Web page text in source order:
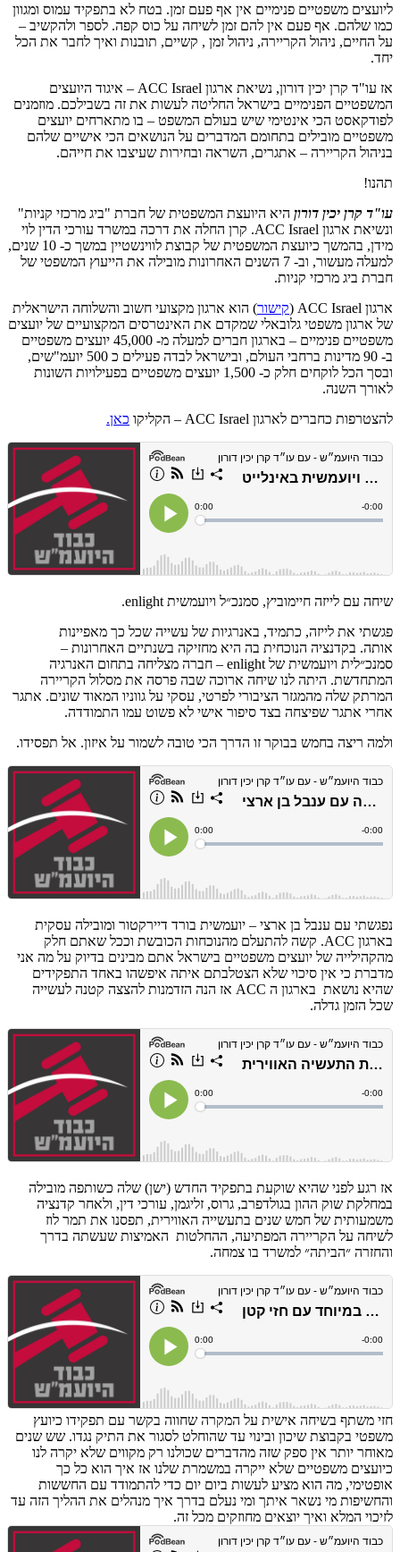
ליועצים משפטיים פנימיים אין אף פעם זמן. בטח לא בתפקיד עמוס ומגוון
כמו שלהם. אף פעם אין להם זמן לשיחה על כוס קפה. לספר ולהקשיב –
על החיים, ניהול הקריירה, ניהול זמן , קשיים, תובנות ואיך לחבר את הכל
יחד.
אז עו"ד קרן יכין דורון, נשיאת ארגון ACC Israel – איגוד היועצים
המשפטיים הפנימיים בישראל החליטה לעשות את זה בשבילכם. מוזמנים
לפודקאסט הכי אינטימי שיש בעולם המשפט – בו מתארחים יועצים
משפטיים מובילים בתחומם המדברים על הנושאים הכי אישיים שלהם
בניהול הקריירה – אתגרים, השראה ובחירות שעיצבו את חייהם.
תהנו!
עו"ד קרן יכין דורון היא היועצת המשפטית של חברת "ביג מרכזי קניות"
ונשיאת ארגון .ACC Israel קרן החלה את דרכה במשרד עורכי הדין לוי
מידן, בהמשך כיועצת המשפטית של קבוצת לווינשטיין במשך כ- 10 שנים,
למעלה מעשור, וב- 7 השנים האחרונות מובילה את הייעוץ המשפטי של
חברת ביג מרכזי קניות.
ארגון ACC Israel (
קישור) הוא ארגון מקצועי חשוב והשלוחה הישראלית
של ארגון משפטי גלובאלי שמקדם את האינטרסים המקצועיים של יועצים
משפטיים פנימיים – בארגון חברים למעלה מ- 45,000 יועצים משפטיים
ב- 90 מדינות ברחבי העולם, ובישראל לבדה פעילים כ 500 יועמ"שים,
ובסך הכל לוקחים חלק כ- 1,500 יועצים משפטיים בפעילויות השונות
לאורך השנה.
להצטרפות כחברים לארגון ACC Israel – הקליקו
כאן.
שיחה עם לייזה חיימוביץ, סמנכ״ל ויועמשית enlight.
פגשתי את לייזה, כתמיד, באנרגיות של עשייה שכל כך מאפיינות
אותה. בקדנציה הנוכחית בה היא מחזיקה בשנתיים האחרונות –
סמנכ״לית ויועמשית של enlight – חברה מצליחה בתחום האנרגיה
המתחדשת. היתה לנו שיחה ארוכה שבה פרסה את מסלול הקריירה
המרתק שלה מהמגזר הציבורי לפרטי, עסקי על גווניו המאוד שונים. אתגר
אחרי אתגר שפיצחה בצד סיפור אישי לא פשוט עמו התמודדה.
ולמה ריצה בחמש בבוקר זו הדרך הכי טובה לשמור על איזון. אל תפסידו.
נפגשתי עם ענבל בן ארצי – יועמשית בורד דיירקטור ומובילה עסקית
בארגון ACC. קשה להתעלם מהנוכחות הכובשת וככל שאתם חלק
מהקהילייה של יועצים משפטיים בישראל אתם מבינים בדיוק על מה אני
מדברת כי אין סיכוי שלא הצטלבתם איתה איפשהו באחד התפקידים
שהיא נושאת בארגון ה ACC אז הנה הזדמנות להצצה קטנה לעשייה
שכל הזמן גדלה.
אז רגע לפני שהיא שוקעת בתפקיד החדש (ישן) שלה כשותפה מובילה
במחלקת שוק ההון בגולדפרב, גרוס, זליגמן, עורכי דין, ולאחר קדנציה
משמעותית של חמש שנים בתעשייה האווירית, תפסנו את תמר לוז
לשיחה על הקריירה המפתיעה, ההחלטות האמיצות שעשתה בדרך
והחזרה ״הביתה״ למשרד בו צמחה.
חזי משתף בשיחה אישית על המקרה שחווה בקשר עם תפקידו כיועץ
משפטי בקבוצת שיכון ובינוי עד שהוחלט לסגור את התיק נגדו. שש שנים
מאוחר יותר אין ספק שזה מהדברים שכולנו רק מקווים שלא יקרה לנו
כיועצים משפטיים שלא ייקרה במשמרת שלנו אז איך הוא כל כך
אופטימי, מה הוא מציע לעשות ביום יום כדי להתמודד עם החששות
והחשיפות מי נשאר איתך ומי נעלם בדרך איך מנהלים את ההליך הזה עד
לזיכוי המלא ואיך יוצאים מחוזקים מכל זה.